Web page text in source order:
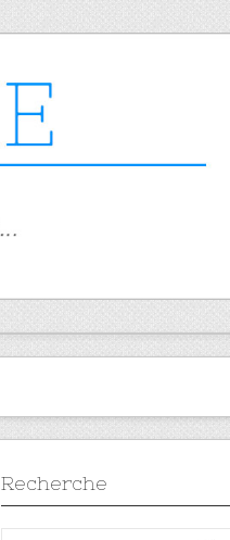
Recherche